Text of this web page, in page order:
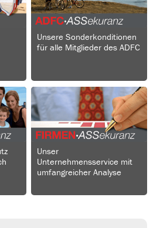
Unsere Sonderkonditionen
für alle Mitglieder des ADFC
Unser
Unternehmensservice mit
umfangreicher Analyse